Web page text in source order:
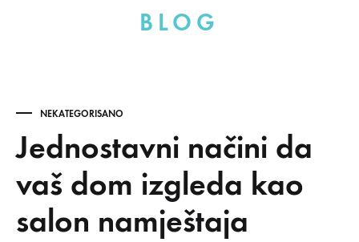
BLOG
NEKATEGORISANO
Jednostavni načini da
vaš dom izgleda kao
salon namještaja